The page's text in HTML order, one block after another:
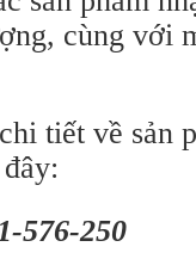
cùng với
tiết về sản
576-250